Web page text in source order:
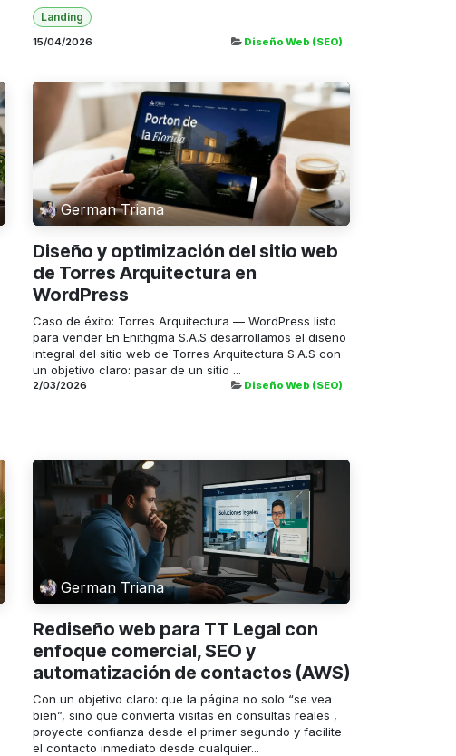
Landing
15/04/2026 Diseño Web (SEO)
German Triana
Diseño y optimización del sitio web
de Torres Arquitectura en
WordPress
Caso de éxito: Torres Arquitectura — WordPress listo
para vender En Enithgma S.A.S desarrollamos el diseño
integral del sitio web de Torres Arquitectura S.A.S con
un objetivo claro: pasar de un sitio ...
2/03/2026 Diseño Web (SEO)
German Triana
Rediseño web para TT Legal con
enfoque comercial, SEO y
automatización de contactos (AWS)
Con un objetivo claro: que la página no solo “se vea
bien”, sino que convierta visitas en consultas reales ,
proyecte confianza desde el primer segundo y facilite
el contacto inmediato desde cualquier...